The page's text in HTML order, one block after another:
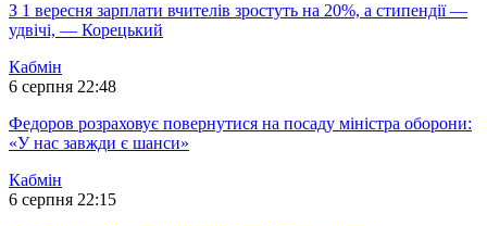
З 1 вересня зарплати вчителів зростуть на 20%, а стипендії —
удвічі, — Корецький
Кабмін
6 серпня 22:48
Федоров розраховує повернутися на посаду міністра оборони:
«У нас завжди є шанси»
Кабмін
6 серпня 22:15